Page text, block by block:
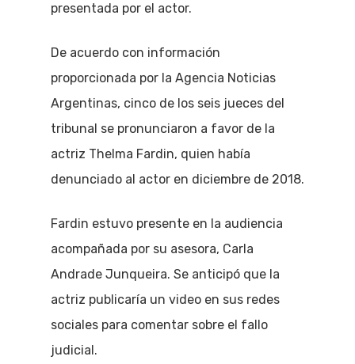
presentada por el actor.
De acuerdo con información
proporcionada por la Agencia Noticias
Argentinas, cinco de los seis jueces del
tribunal se pronunciaron a favor de la
actriz Thelma Fardin, quien había
denunciado al actor en diciembre de 2018.
Fardin estuvo presente en la audiencia
acompañada por su asesora, Carla
Andrade Junqueira. Se anticipó que la
actriz publicaría un video en sus redes
sociales para comentar sobre el fallo
judicial.